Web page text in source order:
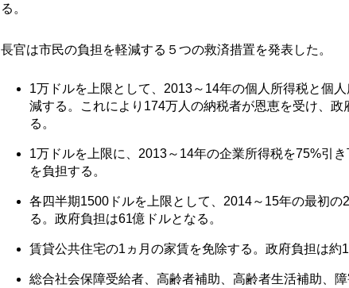
る。
長官は市民の負担を軽減する５つの救済措置を発表した。
1万ドルを上限として、2013～14年の個人所得税と個
減する。これにより174万人の納税者が恩恵を受け、政
る。
1万ドルを上限に、2013～14年の企業所得税を75%引
を負担する。
各四半期1500ドルを上限として、2014～15年の最初の
る。政府負担は61億ドルとなる。
賃貸公共住宅の1ヵ月の家賃を免除する。政府負担は約
総合社会保障受給者、高齢者補助、高齢者生活補助、